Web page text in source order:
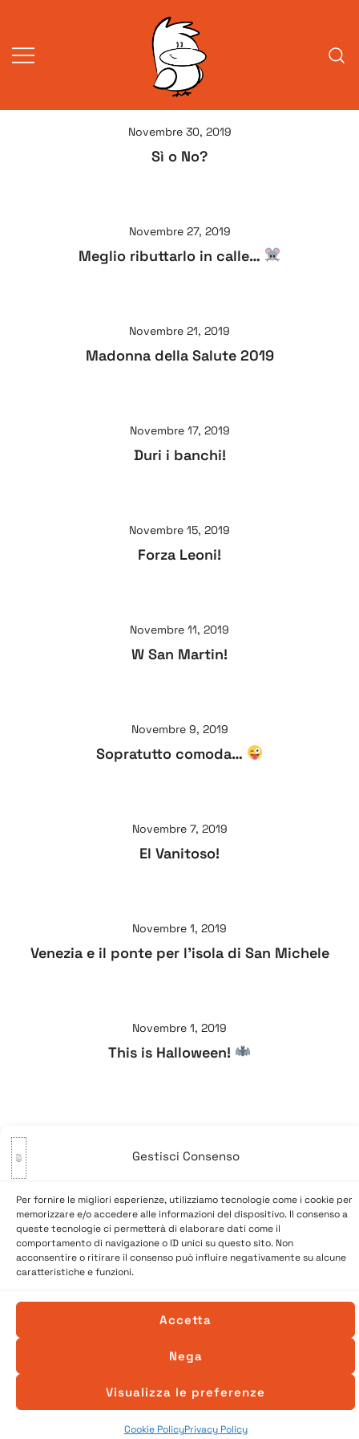
Gestisci Consenso
Per fornire le migliori esperienze, utilizziamo tecnologie come i cookie per
memorizzare e/o accedere alle informazioni del dispositivo. Il consenso a
queste tecnologie ci permetterà di elaborare dati come il
comportamento di navigazione o ID unici su questo sito. Non
acconsentire o ritirare il consenso può influire negativamente su alcune
caratteristiche e funzioni.
Accetta
Nega
Visualizza le preferenze
Cookie PolicyPrivacy Policy
contenuto
A Venessia
Vita da veneziani
Novembre 30, 2019
Sì o No?
Novembre 27, 2019
Meglio ributtarlo in calle…
Novembre 21, 2019
Madonna della Salute 2019
Novembre 17, 2019
Duri i banchi!
Novembre 15, 2019
Forza Leoni!
Novembre 11, 2019
W San Martin!
Novembre 9, 2019
Sopratutto comoda…
Novembre 7, 2019
El Vanitoso!
Novembre 1, 2019
Venezia e il ponte per l’isola di San Michele
Novembre 1, 2019
This is Halloween!
Paginazione
degli
articoli
← 57 58 59
© 2026 A Venessia. Tutti i diritti sono riservati.
Sito realizzato da